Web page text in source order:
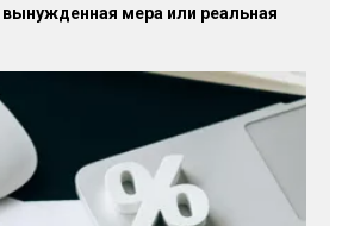
мера или реальная